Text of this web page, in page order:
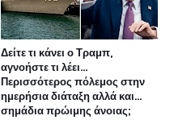
Δείτε τι κάνει ο Τραμπ,
αγνοήστε τι λέει...
Περισσότερος πόλεμος στην
ημερήσια διάταξη αλλά και...
σημάδια πρώιμης άνοιας;